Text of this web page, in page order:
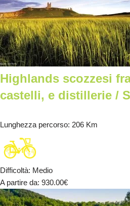
Highlands scozzesi
castelli, e distillerie /
Lunghezza percorso: 206 Km
Difficoltà: Medio
A partire da: 930.00€